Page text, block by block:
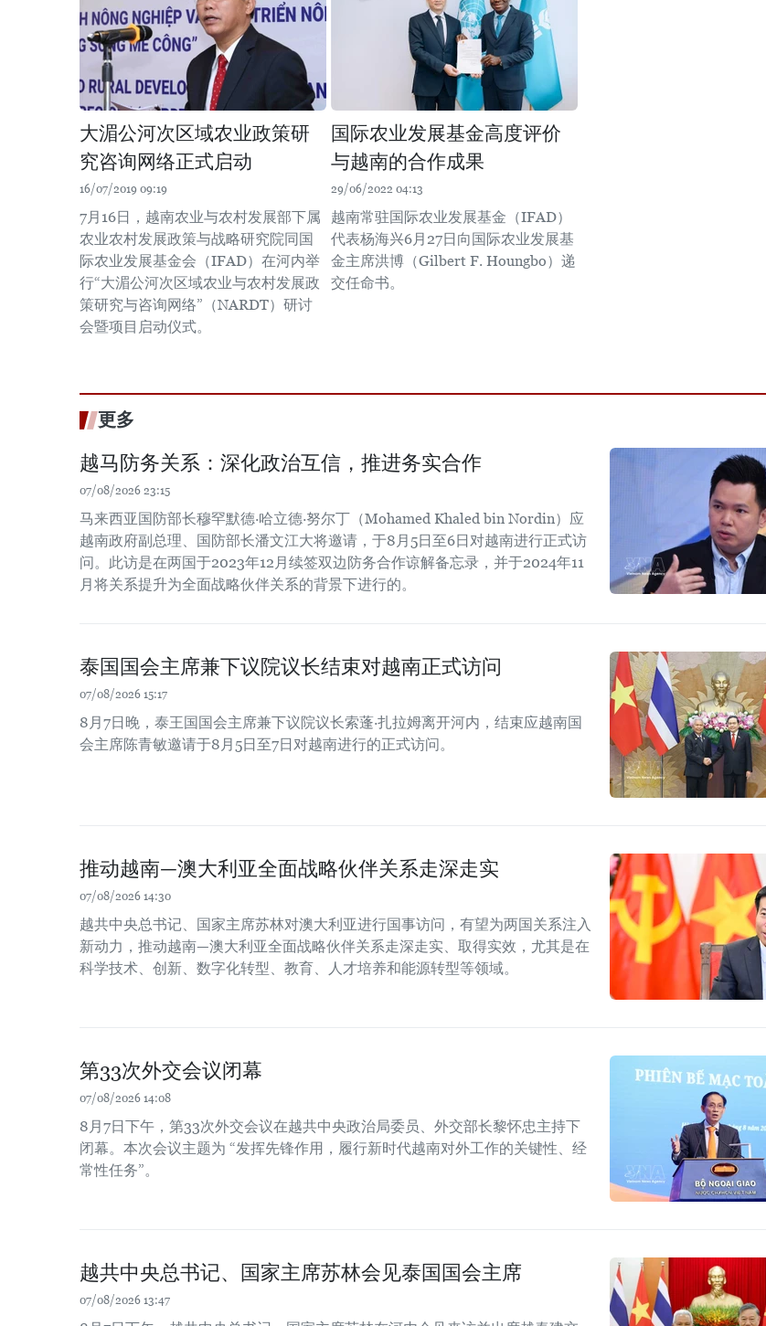
大湄公河次区域农业政策研
究咨询网络正式启动
16/07/2019 09:19
7月16日，越南农业与农村发展部下属
农业农村发展政策与战略研究院同国
际农业发展基金会（IFAD）在河内举
行“大湄公河次区域农业与农村发展政
策研究与咨询网络”（NARDT）研讨
会暨项目启动仪式。
国际农业发展基金高度评价
与越南的合作成果
29/06/2022 04:13
越南常驻国际农业发展基金（IFAD）
代表杨海兴6月27日向国际农业发展基
金主席洪博（Gilbert F. Houngbo）递
交任命书。
更多
越马防务关系：深化政治互信，推进务实合作
07/08/2026 23:15
马来西亚国防部长穆罕默德·哈立德·努尔丁（Mohamed Khaled bin Nordin）应
越南政府副总理、国防部长潘文江大将邀请，于8月5日至6日对越南进行正式访
问。此访是在两国于2023年12月续签双边防务合作谅解备忘录，并于2024年11
月将关系提升为全面战略伙伴关系的背景下进行的。
泰国国会主席兼下议院议长结束对越南正式访问
07/08/2026 15:17
8月7日晚，泰王国国会主席兼下议院议长索蓬·扎拉姆离开河内，结束应越南国
会主席陈青敏邀请于8月5日至7日对越南进行的正式访问。
推动越南—澳大利亚全面战略伙伴关系走深走实
07/08/2026 14:30
越共中央总书记、国家主席苏林对澳大利亚进行国事访问，有望为两国关系注入
新动力，推动越南—澳大利亚全面战略伙伴关系走深走实、取得实效，尤其是在
科学技术、创新、数字化转型、教育、人才培养和能源转型等领域。
第33次外交会议闭幕
07/08/2026 14:08
8月7日下午，第33次外交会议在越共中央政治局委员、外交部长黎怀忠主持下
闭幕。本次会议主题为 “发挥先锋作用，履行新时代越南对外工作的关键性、经
常性任务”。
越共中央总书记、国家主席苏林会见泰国国会主席
07/08/2026 13:47